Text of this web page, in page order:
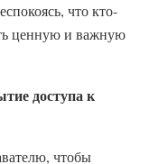
что кто-
ценную и важную
доступа к
чтобы